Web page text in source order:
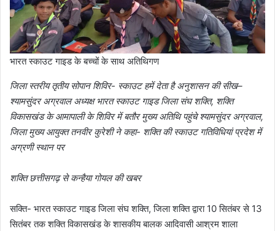
भारत स्काउट गाइड के बच्चों के साथ अतिथिगण
जिला स्तरीय तृतीय सोपान शिविर- स्काउट हमें देता है अनुशासन की सीख–
श्यामसुंदर अग्रवाल अध्यक्ष भारत स्काउट गाइड जिला संघ शक्ति, शक्ति
विकासखंड के आमापाली के शिविर में बतौर मुख्य अतिथि पहुंचे श्यामसुंदर अग्रवाल,
जिला मुख्य आयुक्त तनवीर कुरेशी ने कहा- शक्ति की स्काउट गतिविधियां प्रदेश में
अग्रणी स्थान पर
शक्ति छत्तीसगढ़ से कन्हैया गोयल की खबर
सक्ति- भारत स्काउट गाइड जिला संघ शक्ति, जिला शक्ति द्वारा 10 सितंबर से 13
सितंबर तक शक्ति विकासखंड के शासकीय बालक आदिवासी आश्रम शाला